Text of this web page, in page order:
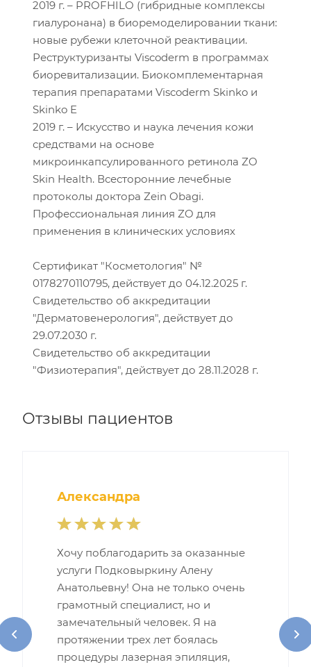
2019 г. – PROFHILO (гибридные комплексы
гиалуронана) в биоремоделировании ткани:
новые рубежи клеточной реактивации.
Реструктуризанты Viscoderm в программах
биоревитализации. Биокомплементарная
терапия препаратами Viscoderm Skinko и
Skinko E
2019 г. – Искусство и наука лечения кожи
средствами на основе
микроинкапсулированного ретинола ZO
Skin Health. Всесторонние лечебные
протоколы доктора Zein Obagi.
Профессиональная линия ZO для
применения в клинических условиях
Сертификат "Косметология" №
0178270110795, действует до 04.12.2025 г.
Свидетельство об аккредитации
"Дерматовенерология", действует до
29.07.2030 г.
Свидетельство об аккредитации
"Физиотерапия", действует до 28.11.2028 г.
Отзывы пациентов
Александра
Хочу поблагодарить за оказанные
услуги Подковыркину Алену
Анатольевну! Она не только очень
грамотный специалист, но и
замечательный человек. Я на
протяжении трех лет боялась
процедуры лазерная эпиляция,